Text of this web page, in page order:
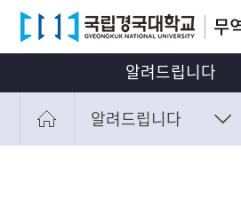
알려드립니다
공지사항
자료실
알려드립니다